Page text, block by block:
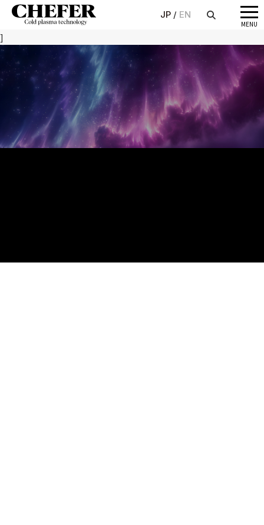
]
JP EN
メ
ュ
ー
MENU